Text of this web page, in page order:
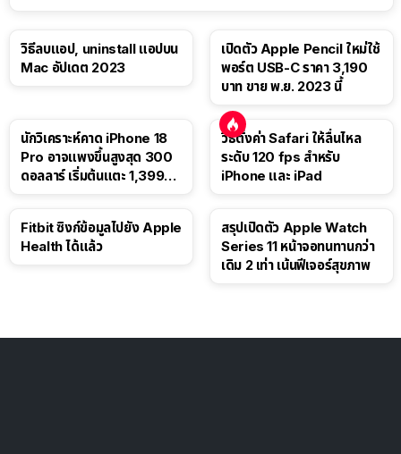
วิธีลบแอป, uninstall แอปบน
Mac อัปเดต 2023
เปิดตัว Apple Pencil ใหม่ใช้
พอร์ต USB-C ราคา 3,190
บาท ขาย พ.ย. 2023 นี้
นักวิเคราะห์คาด iPhone 18
Pro อาจแพงขึ้นสูงสุด 300
ดอลลาร์ เริ่มต้นแตะ 1,399
วิธีตั้งค่า Safari ให้ลื่นไหล
ระดับ 120 fps สำหรับ
iPhone และ iPad
Fitbit ซิงก์ข้อมูลไปยัง Apple
Health ได้แล้ว
สรุปเปิดตัว Apple Watch
Series 11 หน้าจอทนทานกว่า
เดิม 2 เท่า เน้นฟีเจอร์สุขภาพ